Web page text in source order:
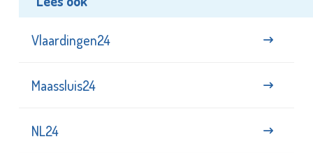
Vlaardingen24
Maassluis24
NL24